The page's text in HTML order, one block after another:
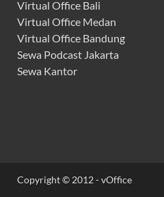
Virtual Office Bali
Virtual Office Medan
Virtual Office Bandung
Sewa Podcast Jakarta
Sewa Kantor
Copyright © 2012 - vOffice